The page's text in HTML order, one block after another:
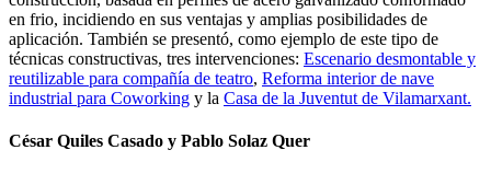
en frio, incidiendo en sus ventajas y amplias posibilidades de
aplicación. También se presentó, como ejemplo de este tipo de
técnicas constructivas, tres intervenciones: Escenario desmontable y
reutilizable para compañía de teatro, Reforma interior de nave
industrial para Coworking y la Casa de la Juventut de Vilamarxant.
César Quiles Casado y Pablo Solaz Quer